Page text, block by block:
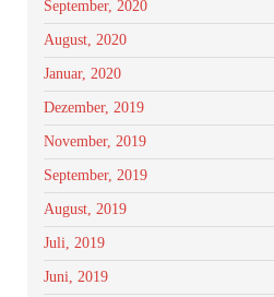
September, 2020
August, 2020
Januar, 2020
Dezember, 2019
November, 2019
September, 2019
August, 2019
Juli, 2019
Juni, 2019